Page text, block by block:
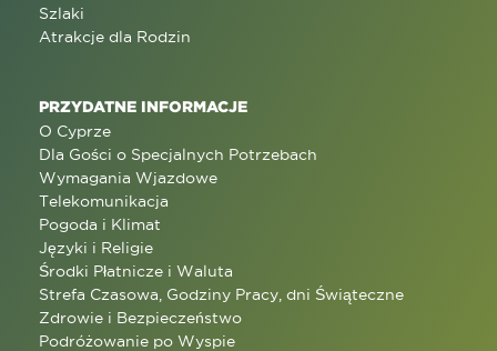
Szlaki
Atrakcje dla Rodzin
PRZYDATNE INFORMACJE
O Cyprze
Dla Gości o Specjalnych Potrzebach
Wymagania Wjazdowe
Telekomunikacja
Pogoda i Klimat
Języki i Religie
Środki Płatnicze i Waluta
Strefa Czasowa, Godziny Pracy, dni Świąteczne
Zdrowie i Bezpieczeństwo
Podróżowanie po Wyspie